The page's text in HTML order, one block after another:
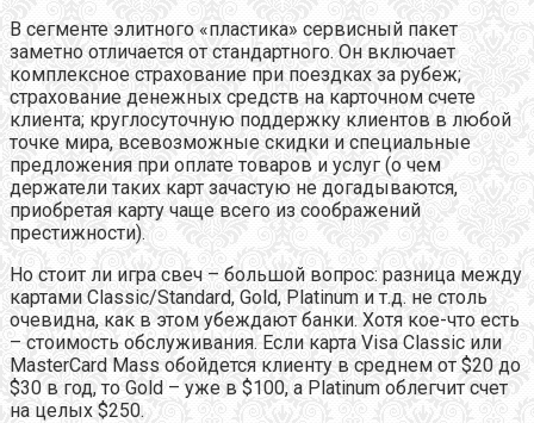
В сегменте элитного «пластика» сервисный пакет
заметно отличается от стандартного. Он включает
комплексное страхование при поездках за рубеж;
страхование денежных средств на карточном счете
клиента; круглосуточную поддержку клиентов в любой
точке мира, всевозможные скидки и специальные
предложения при оплате товаров и услуг (о чем
держатели таких карт зачастую не догадываются,
приобретая карту чаще всего из соображений
престижности).
Но стоит ли игра свеч – большой вопрос: разница между
картами Classic/Standard, Gold, Platinum и т.д. не столь
очевидна, как в этом убеждают банки. Хотя кое-что есть
– стоимость обслуживания. Если карта Visa Classic или
MasterCard Mass обойдется клиенту в среднем от $20 до
$30 в год, то Gold – уже в $100, а Platinum облегчит счет
на целых $250.